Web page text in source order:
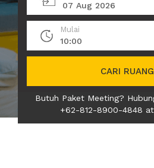
07 Aug 2026
Mulai
10:00
CARI
Butuh Paket Meeting?
+62-812-8900-4848